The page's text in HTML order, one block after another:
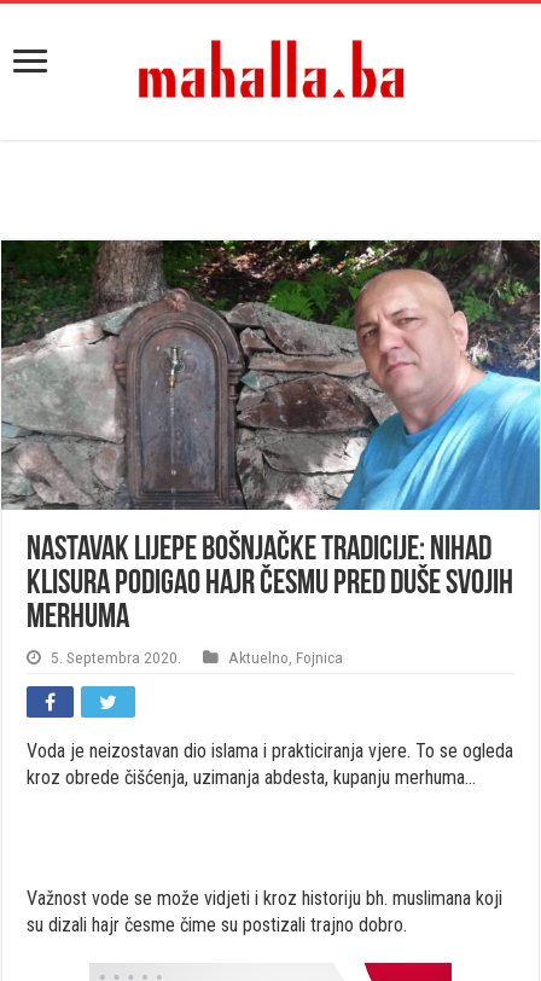
Nastavak lijepe bošnjačke tradicije: Nihad
Klisura podigao hajr česmu pred duše svojih
merhuma
5. Septembra 2020. Aktuelno Fojnica
Voda je neizostavan dio islama i prakticiranja vjere. To se ogleda
kroz obrede čišćenja, uzimanja abdesta, kupanju merhuma…
Važnost vode se može vidjeti i kroz historiju bh. muslimana koji
su dizali hajr česme čime su postizali trajno dobro.